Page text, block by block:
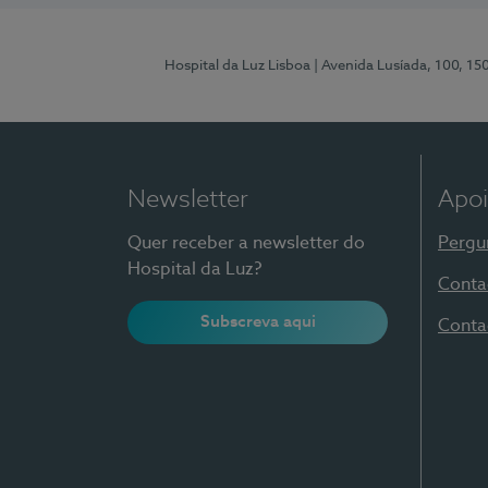
Hospital da Luz Lisboa | Avenida Lusíada, 100,
Newsletter
Quer receber a newsletter do
Hospital da Luz?
Subscreva aqui